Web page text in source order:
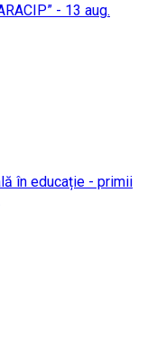
- 13 aug.
în educație - primii